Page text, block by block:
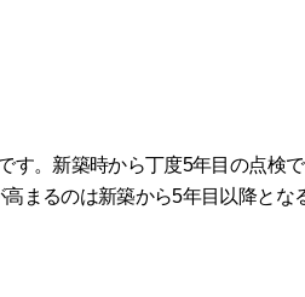
す。新築時から丁度5年目の点検で
まるのは新築から5年目以降とな